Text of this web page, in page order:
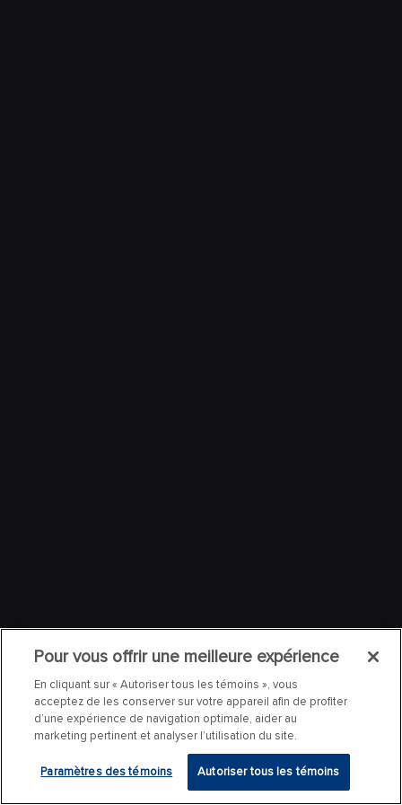
Pour vous offrir une meilleure expérience
En cliquant sur « Autoriser tous les témoins », vous
acceptez de les conserver sur votre appareil afin de profiter
d’une expérience de navigation optimale, aider au
marketing pertinent et analyser l’utilisation du site.
Paramètres des témoins Autoriser tous les témoins